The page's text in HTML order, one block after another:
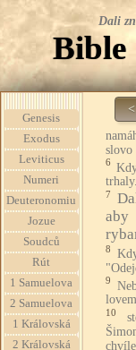
Dali
Bible
Genesis
Exodus
Leviticus
Numeri
Deuteronomiu
Jozue
Soudců
Rút
1 Samuelova
2 Samuelova
1 Královská
2 Královská
<
slovo
6
trhaly.
7
8
9
10